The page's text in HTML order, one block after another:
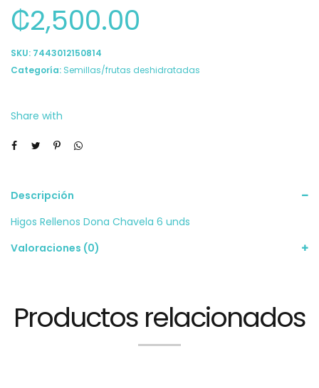
₡2,500.00
SKU: 7443012150814
Categoría: Semillas/frutas deshidratadas
Share with
Descripción
Higos Rellenos Dona Chavela 6 unds
Valoraciones (0)
Productos relacionados